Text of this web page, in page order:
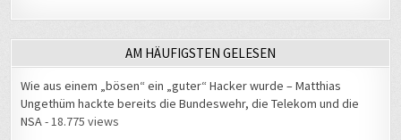
Ein unglaublicher SZ-Kommentar
- 12.417 views
Quer durch Berlin: Der „Marsch für das Leben“ setzt sich gegen
Abtreibungen ein- 11.611 views